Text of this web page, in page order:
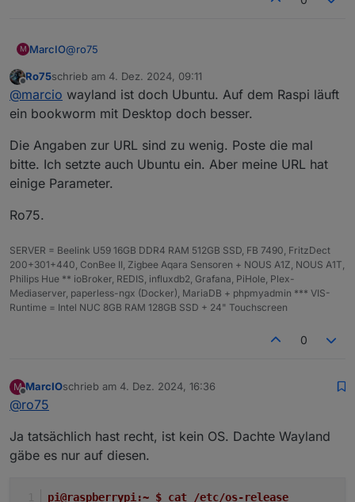
M MarcIO@ro75
ist ein Raspberry 5 4GB RAM OS Wayland. Raspi läuft
ausschließlich über Ethernet und ruft die Vis direkt im
Kiosk Mode über die IP des Servers im Chromium auf.
Läuft auf 64GB SD-Karte und hat ne aktuelle Temp.
62°C
Offline
Ro75schrieb am 4. Dez. 2024, 09:11
zuletzt editiert von
@marcio wayland ist doch Ubuntu. Auf dem Raspi läuft
ein bookworm mit Desktop doch besser.
Die Angaben zur URL sind zu wenig. Poste die mal
bitte. Ich setzte auch Ubuntu ein. Aber meine URL hat
einige Parameter.
Ro75.
SERVER = Beelink U59 16GB DDR4 RAM 512GB SSD, FB 7490, FritzDect
200+301+440, ConBee II, Zigbee Aqara Sensoren + NOUS A1Z, NOUS A1T,
Philips Hue ** ioBroker, REDIS, influxdb2, Grafana, PiHole, Plex-
Mediaserver, paperless-ngx (Docker), MariaDB + phpmyadmin *** VIS-
Runtime = Intel NUC 8GB RAM 128GB SSD + 24" Touchscreen
0
M
Offline
MarcIOschrieb am 4. Dez. 2024, 16:36
zuletzt editiert von
@ro75
Ja tatsächlich hast recht, ist kein OS. Dachte Wayland
gäbe es nur auf diesen.
pi@raspberrypi:~ $ cat /etc/os-release